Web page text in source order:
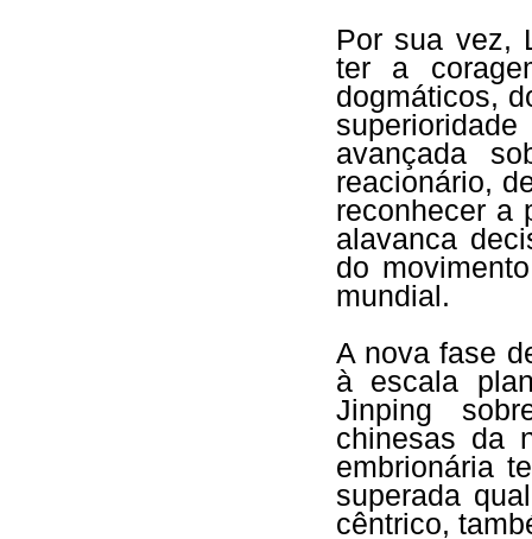
Por sua vez,
ter a
dogmáticos,
avançada
reacionário,
reconhecer a
alavanca
do
mundial.
A nova fase
à escala
Jinping
chinesas da
embrionária
superada
cêntrico,